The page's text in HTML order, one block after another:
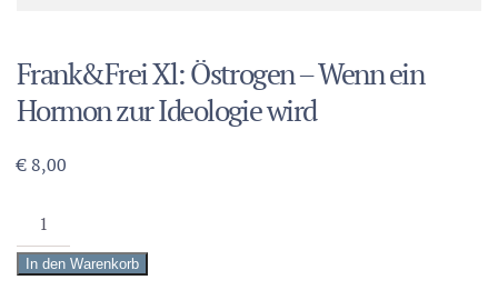
Frank&Frei Xl: Östrogen – Wenn ein
Hormon zur Ideologie wird
€8,00
Frank&Frei
Xl:
Östrogen
In den Warenkorb